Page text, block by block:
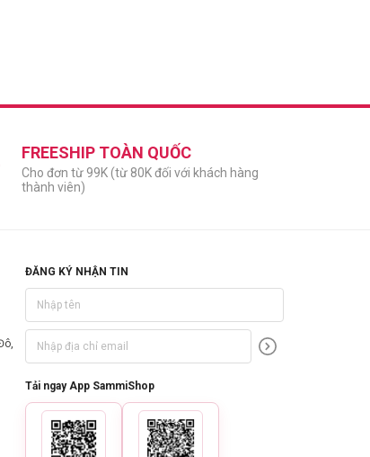
FREESHIP TOÀN QUỐC
Cho đơn từ 99K (từ 80K đối với khách hàng
thành viên)
ĐĂNG KÝ NHẬN TIN
Tải ngay App SammiShop